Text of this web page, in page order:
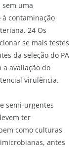
uma
contaminação
24 Os
se mais testes
da seleção do PA
avaliação do
virulência.
semi-urgentes
ter
como culturas
antes